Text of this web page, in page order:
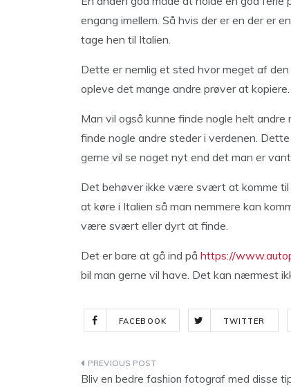
engang imellem. Så hvis der er en der er
tage hen til Italien.
Dette er nemlig et sted hvor meget af
opleve det mange andre prøver at kopiere.
Man vil også kunne finde nogle helt
finde nogle andre steder i verdenen.
gerne vil se noget nyt end det man er
Det behøver ikke være svært at komme til
at køre i Italien så man nemmere kan
være svært eller dyrt at finde.
Det er bare at gå ind på https://
bil man gerne vil have. Det kan nærmest
FACEBOOK TWITTER
Indlægsnavigation
Bliv en bedre fashion fotograf med disse